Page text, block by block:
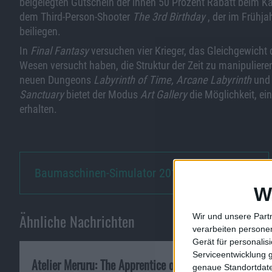
Wir und unsere
verarbeiten
Gerät für
Serviceentwicklung
genaue
dem Third-Person-Shooter The 3rd Birthday, der im
beiliegen.
In Final Fantasyversuchen vier Krieger, das
Wesen versucht haben, die Struktur der Zeit zu
neuen Dungeons Labyrinth of Time, Arcane Labyrinth und
Sanctuarybietet der Modus Art Gallerydie Möglichkeit,
erhalten.
Baumaschinen-Simulator 2011 - …
Ähnliche Nachrichten
Atelier Meruru: The Apprentice of Dragon Ball Z: